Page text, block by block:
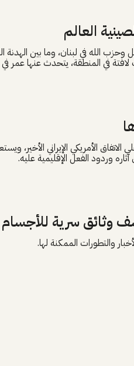
العالم
وحزب الله في لبنان، وما بين الهدنة
في المنطقة، يتحدث عنها عمر
الأمريكي الإيراني الأخير،
وردود الفعل الإقليمية عليه.
وثائق سرية للأجسام
والتطورات الممكنة لها.